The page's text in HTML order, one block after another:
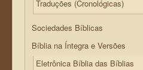
Traduções (Cronológicas)
Sociedades Bíblicas
Bíblia na Íntegra e Versões
Eletrônica Bíblia das Bíblias